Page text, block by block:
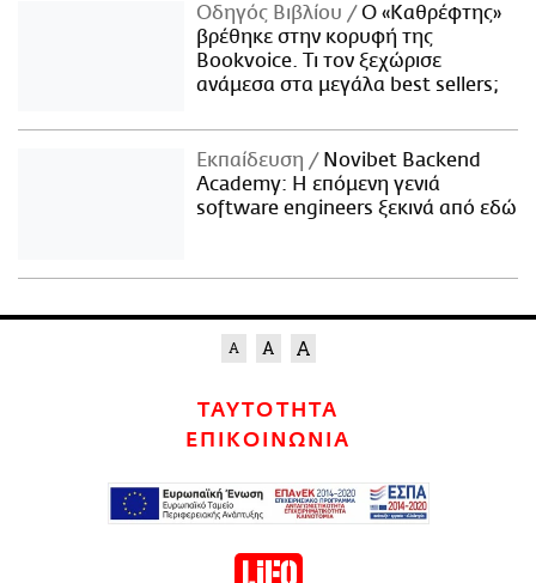
Οδηγός Βιβλίου
Ο «Καθρέφτης»
βρέθηκε στην κορυφή της
Bookvoice. Τι τον ξεχώρισε
ανάμεσα στα μεγάλα best sellers;
Εκπαίδευση
Novibet Backend
Academy: Η επόμενη γενιά
software engineers ξεκινά από εδώ
ΤΑΥΤΟΤΗΤΑ
ΕΠΙΚΟΙΝΩΝΙΑ